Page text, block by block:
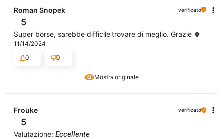
Mostra originale
Roman Snopek verificato
5
Super borse, sarebbe difficile trovare di meglio. Grazie 🍀
11/14/2024
0
0
Frouke verificato
5
Valutazione: Eccellente